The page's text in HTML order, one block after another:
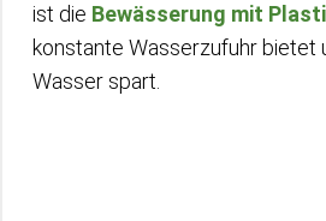
ist die Bewässerung mit
konstante Wasserzufuhr bietet
Wasser spart.